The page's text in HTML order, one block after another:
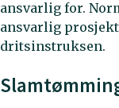
ansvarlig for.
ansvarlig
dritsinstruksen.